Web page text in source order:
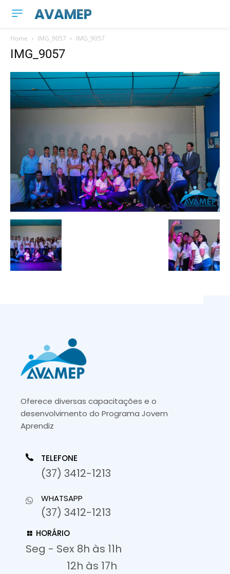
AVAMEP
Home IMG_9057 IMG_9057
IMG_9057
Oferece diversas capacitações e o
desenvolvimento do Programa Jovem
Aprendiz
TELEFONE
(37) 3412-1213
WHATSAPP
(37) 3412-1213
HORÁRIO
Seg - Sex 8h às 11h
12h às 17h